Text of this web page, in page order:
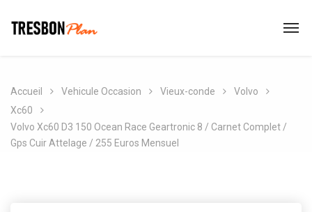
Accueil Vehicule Occasion Vieux-conde
Volvo
Xc60
Volvo Xc60 D3 150 Ocean Race Geartronic 8 / Carnet Complet /
Gps Cuir Attelage / 255 Euros Mensuel